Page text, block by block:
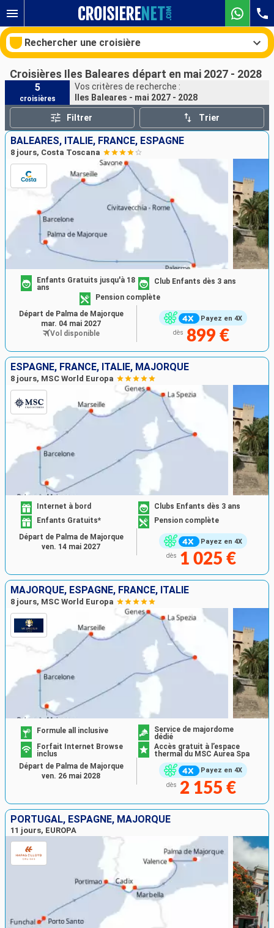
Rechercher une croisière
Nos destinations
Mois de départ
Ports Compagnies
Rechercher
Croisières Iles Baleares départ en mai 2027 - 2028
5
croisières
Vos critères de recherche :
Iles Baleares - mai 2027 - 2028
Filtrer Trier
BALÉARES, ITALIE, FRANCE, ESPAGNE
8 jours, Costa Toscana
Payez en 4X
Enfants Gratuits jusqu'à 18
ans
Club Enfants dès 3 ans
Pension complète
dès 899 €
Départ de Palma de Majorque
mar. 04 mai 2027
Vol disponible
ESPAGNE, FRANCE, ITALIE, MAJORQUE
8 jours, MSC World Europa
Payez en 4X
Internet à bord
Clubs Enfants dès 3 ans
Enfants Gratuits*
Pension complète
dès 1 025 €
Départ de Palma de Majorque
ven. 14 mai 2027
MAJORQUE, ESPAGNE, FRANCE, ITALIE
8 jours, MSC World Europa
Payez en 4X
Formule all inclusive
Service de majordome
dédié
Forfait Internet Browse
inclus
Accès gratuit à l’espace
thermal du MSC Aurea Spa
dès 2 155 €
Départ de Palma de Majorque
ven. 26 mai 2028
PORTUGAL, ESPAGNE, MAJORQUE
11 jours, EUROPA